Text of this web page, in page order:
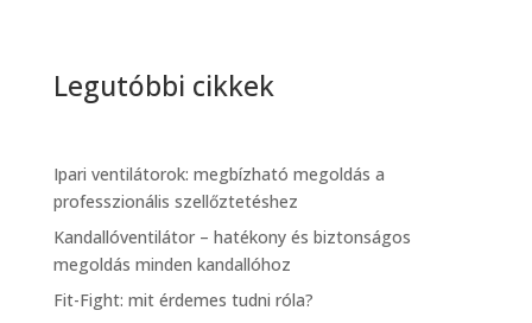
Legutóbbi cikkek
Ipari ventilátorok: megbízható megoldás a
professzionális szellőztetéshez
Kandallóventilátor – hatékony és biztonságos
megoldás minden kandallóhoz
Fit-Fight: mit érdemes tudni róla?